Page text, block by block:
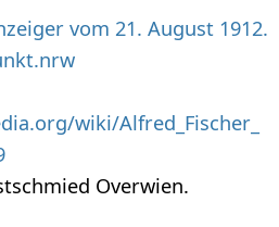
vom 21. August 1912.
wiki/Alfred_Fischer_
Overwien.